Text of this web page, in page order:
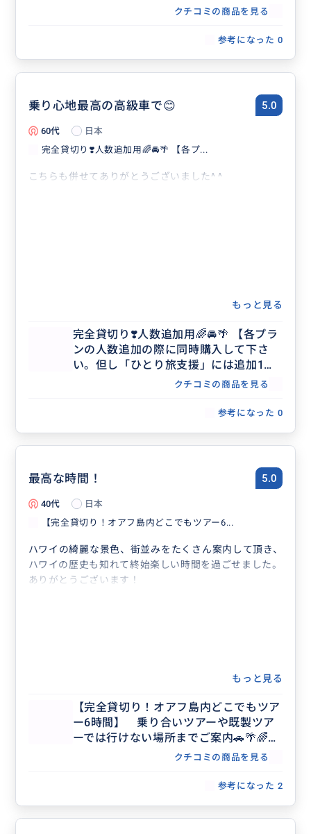
ド／貸切／3名まで同額】クチコミの商品を見る
参考になった 0
乗り心地最高の高級車で😊 5.0
60代
日本
完全貸切り❣️人数追加用🌈🚘🌴 【各プ...
こちらも併せてありがとうございました^ ^
もっと見る
完全貸切り❣️人数追加用🌈🚘🌴 【各プラ
ンの人数追加の際に同時購入して下さ
い。但し「ひとり旅支援」には追加1名
クチコミの商品を見る
参考になった 0
最高な時間！ 5.0
40代
日本
【完全貸切り！オアフ島内どこでもツアー6...
ハワイの綺麗な景色、街並みをたくさん案内して頂き、
ハワイの歴史も知れて終始楽しい時間を過ごせました。
ありがとうございます！
もっと見る
【完全貸切り！オアフ島内どこでもツア
ー6時間】 乗り合いツアーや既製ツア
ーでは行けない場所までご案内🚗🌴🌈
【日本語ガイド／貸切／3名まで同額】
クチコミの商品を見る
参考になった 2